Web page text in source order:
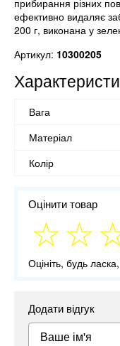
прибирання різних
ефективно видаляє
200 г, виконана у
Артикул: 10300205
Вага
Матеріал
Колір
Оцінити товар
Оцініть, будь
Додати відгук
Ваше ім'я